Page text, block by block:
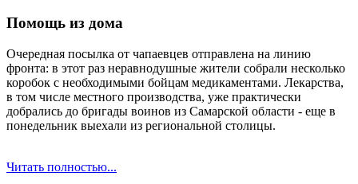
Помощь из дома
Очередная посылка от чапаевцев отправлена на линию
фронта: в этот раз неравнодушные жители собрали несколько
коробок с необходимыми бойцам медикаментами. Лекарства,
в том числе местного производства, уже практически
добрались до бригады воинов из Самарской области - еще в
понедельник выехали из региональной столицы.
Читать полностью...